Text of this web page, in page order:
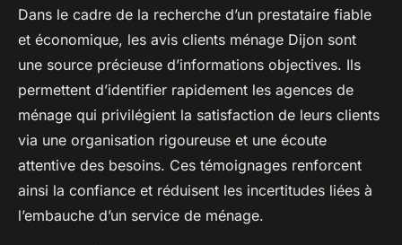
Dans le cadre de la recherche d’un prestataire fiable
et économique, les avis clients ménage Dijon sont
une source précieuse d’informations objectives. Ils
permettent d’identifier rapidement les agences de
ménage qui privilégient la satisfaction de leurs clients
via une organisation rigoureuse et une écoute
attentive des besoins. Ces témoignages renforcent
ainsi la confiance et réduisent les incertitudes liées à
l’embauche d’un service de ménage.